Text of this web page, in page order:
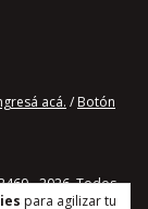
para agilizar tu
acá. / Botón
- 2026. Todos